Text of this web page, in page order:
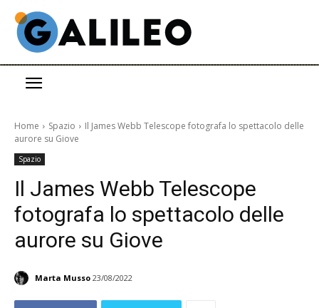
Home Spazio
Il James Webb Telescope fotografa lo spettacolo delle
aurore su Giove
Spazio
Il James Webb Telescope
fotografa lo spettacolo delle
aurore su Giove
Marta Musso 23/08/2022